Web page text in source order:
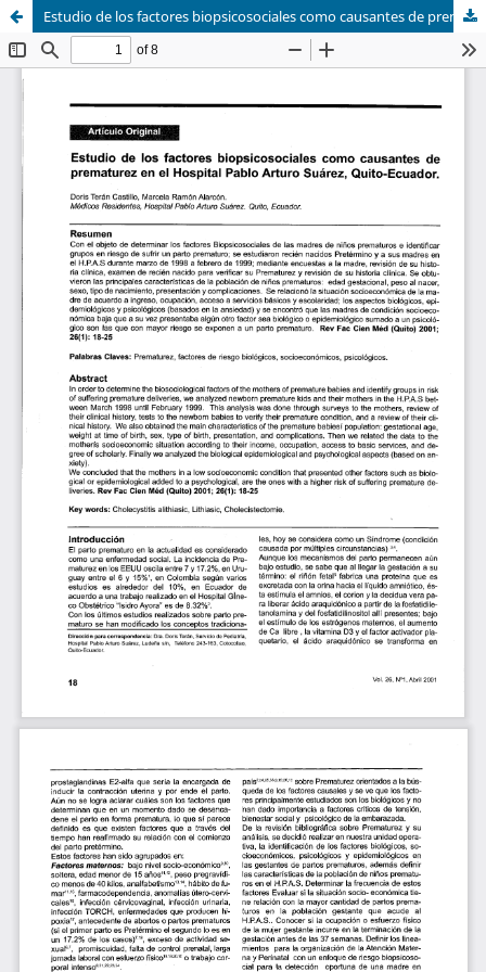
Estudio de los factores biopsicosociales como causantes de prematurez en el Hospital Pablo Arturo Suárez, Quito-Ecuador.